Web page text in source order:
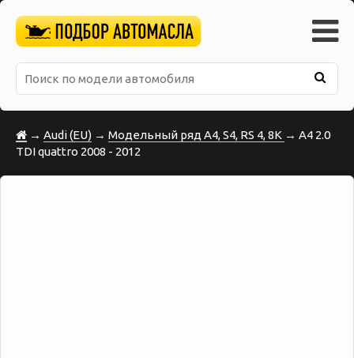
→ Audi (EU) → Модельный ряд A4, S4, RS 4, 8K → A4 2.0
TDI quattro 2008 - 2012